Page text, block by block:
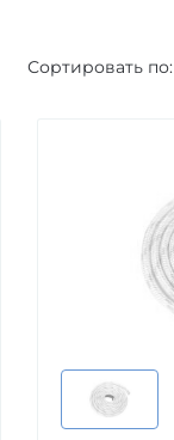
Сортировать по: